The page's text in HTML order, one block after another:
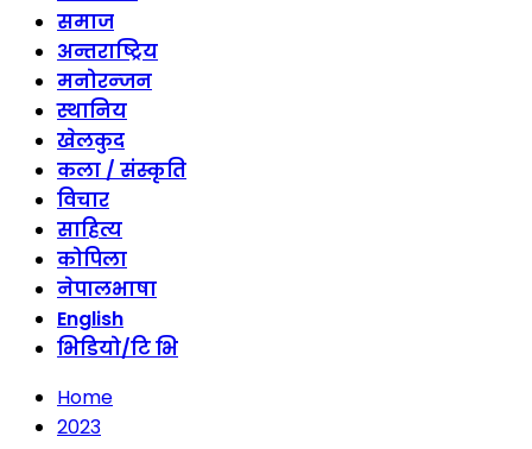
समाज
अन्तराष्ट्रिय
मनोरन्जन
स्थानिय
खेलकुद
कला / संस्कृति
विचार
साहित्य
कोपिला
नेपालभाषा
English
भिडियो/टि भि
Home
2023